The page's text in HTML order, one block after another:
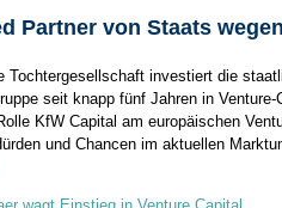
Partner von Staats wegen
Tochtergesellschaft investiert die
seit knapp fünf Jahren in Venture-
KfW Capital am europäischen
und Chancen im aktuellen